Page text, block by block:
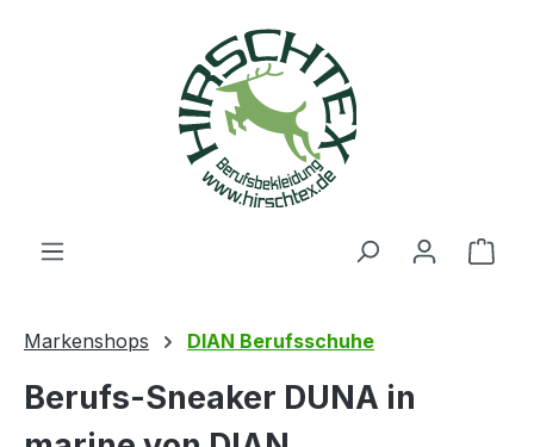
Markenshops DIAN Berufsschuhe
Berufs-Sneaker DUNA in